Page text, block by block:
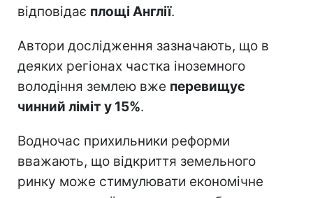
відповідає площі Англії.
Автори дослідження зазначають, що в
деяких регіонах частка іноземного
володіння землею вже перевищує
чинний ліміт у 15%.
Водночас прихильники реформи
вважають, що відкриття земельного
ринку може стимулювати економічне